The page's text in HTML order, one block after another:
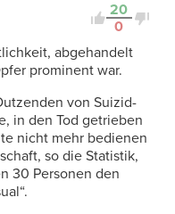
20
0
abgehandelt
prominent war.
von Suizid-
in den Tod getrieben
nicht mehr bedienen
so die Statistik,
30 Personen den